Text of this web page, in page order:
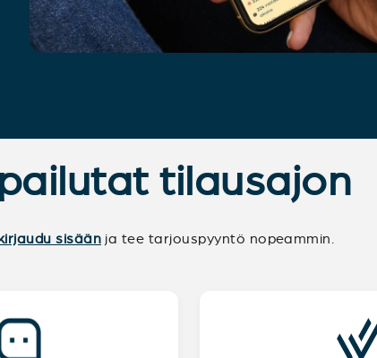
tilausajon
sisään ja tee tarjouspyyntö nopeammin.